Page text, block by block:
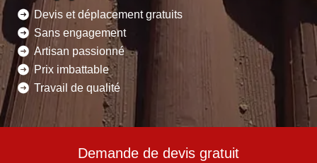
Devis et déplacement gratuits
Sans engagement
Artisan passionné
Prix imbattable
Travail de qualité
Demande de devis gratuit